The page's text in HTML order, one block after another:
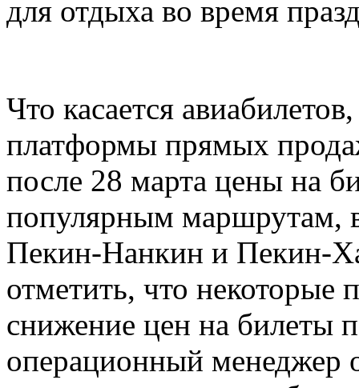
для отдыха во время
Что касается
платформы прямых
после 28 марта цены на
популярным маршрутам,
Пекин-Нанкин и Пекин-
отметить, что некоторые
снижение цен на билеты
операционный менеджер